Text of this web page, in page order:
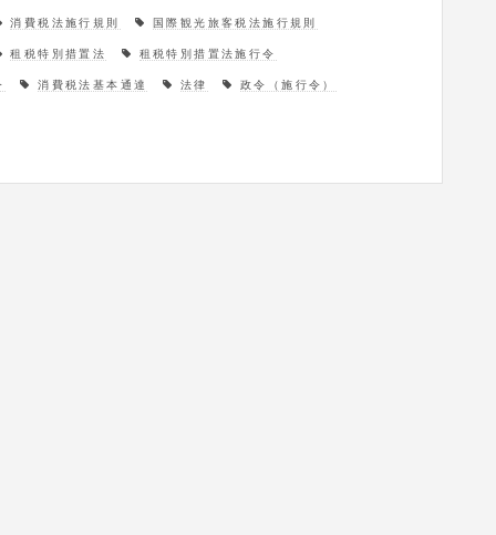
消費税法施行規則 国際観光旅客税法施行規則
租税特別措置法 租税特別措置法施行令
消費税法基本通達 法律 政令（施行令）